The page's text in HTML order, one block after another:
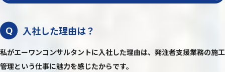
Q 入社した理由は？
私がエーワンコンサルタントに入社した理由は、発注者支援業務の施工
管理という仕事に魅力を感じたからです。